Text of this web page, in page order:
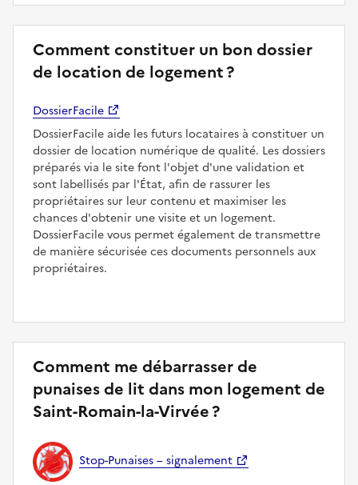
Comment constituer un bon dossier
de location de logement ?
DossierFacile
DossierFacile aide les futurs locataires à constituer un
dossier de location numérique de qualité. Les dossiers
préparés via le site font l'objet d'une validation et
sont labellisés par l'État, afin de rassurer les
propriétaires sur leur contenu et maximiser les
chances d'obtenir une visite et un logement.
DossierFacile vous permet également de transmettre
de manière sécurisée ces documents personnels aux
propriétaires.
Comment me débarrasser de
punaises de lit dans mon logement de
Saint-Romain-la-Virvée ?
Stop-Punaises – signalement